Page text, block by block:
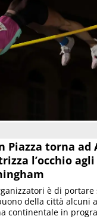
Piazza torna ad
l’occhio agli
è di portare
della città alcuni
continentale in